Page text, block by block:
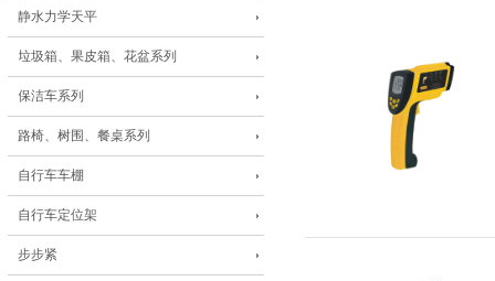
静水力学天平
垃圾箱、果皮箱、花盆系列
保洁车系列
路椅、树围、餐桌系列
自行车车棚
自行车定位架
步步紧